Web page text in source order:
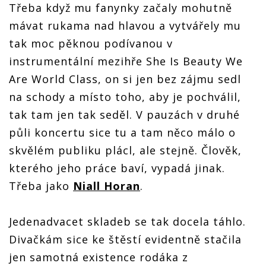
Třeba když mu fanynky začaly mohutně
mávat rukama nad hlavou a vytvářely mu
tak moc pěknou podívanou v
instrumentální mezihře She Is Beauty We
Are World Class, on si jen bez zájmu sedl
na schody a místo toho, aby je pochválil,
tak tam jen tak seděl. V pauzách v druhé
půli koncertu sice tu a tam něco málo o
skvělém publiku plácl, ale stejně. Člověk,
kterého jeho práce baví, vypadá jinak.
Třeba jako Niall Horan.
Jedenadvacet skladeb se tak docela táhlo.
Divačkám sice ke štěstí evidentně stačila
jen samotná existence rodáka z